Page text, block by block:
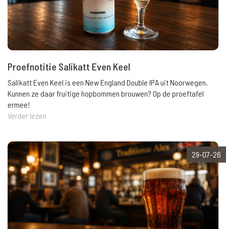
Proefnotitie Salikatt Even Keel
Salikatt Even Keel is een New England Double IPA uit Noorwegen.
Kunnen ze daar fruitige hopbommen brouwen? Op de proeftafel
ermee!
Verder lezen
29-07-26